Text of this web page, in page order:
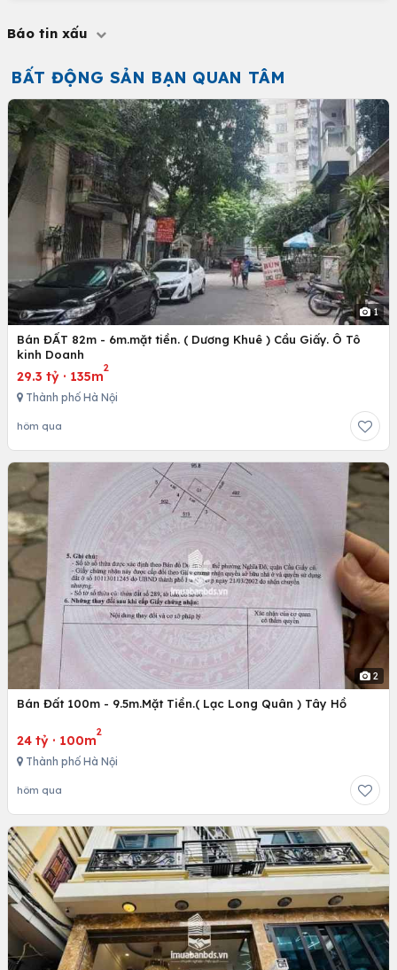
Báo tin xấu
BẤT ĐỘNG SẢN BẠN QUAN TÂM
1
Bán ĐẤT 82m - 6m.mặt tiền. ( Dương Khuê ) Cầu Giấy. Ô Tô
kinh Doanh
29.3 tỷ · 135m
2
Thành phố Hà Nội
hôm qua
2
Bán Đất 100m - 9.5m.Mặt Tiền.( Lạc Long Quân ) Tây Hồ
24 tỷ · 100m
2
Thành phố Hà Nội
hôm qua